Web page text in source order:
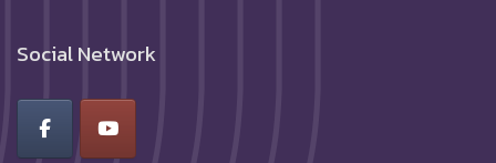
Social Network